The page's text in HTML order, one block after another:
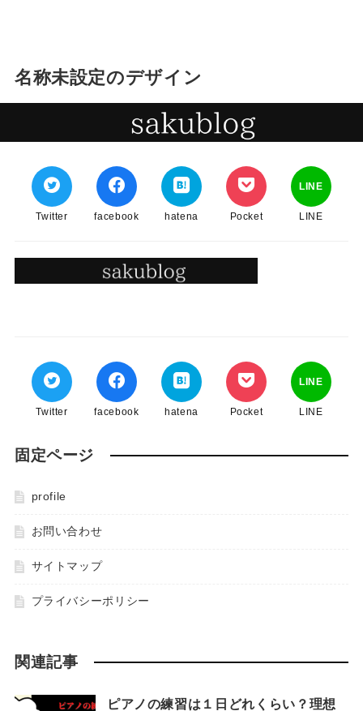
名称未設定のデザイン
Twitter facebook hatena Pocket
LINE
LINE
Twitter facebook hatena Pocket
LINE
LINE
固定ページ
profile
お問い合わせ
サイトマップ
プライバシーポリシー
関連記事
ピアノの練習は１日どれくらい？理想